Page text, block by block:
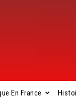
En France